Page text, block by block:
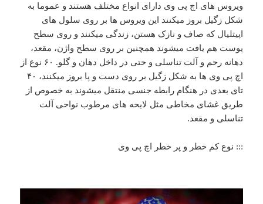
ویروس های اچ پی وی دارای انواع مختلف هستند و عموما به
شکل زگیل بروز میکنند این ویروس ها بر روی سلول های
اپیتلیال که صاف و نازک هستن، زندگی میکنند و روی سطح
پوست هم یافت میشوند همچنین بر روی سطح واژن، مقعد،
دهانه رحم و آلت تناسلی و حتی در داخل دهان و گلو. ۶۰ نوع از
اچ پی وی ها به شکل زگیل بر روی دست و پا بروز میکنند، ۴۰
تای بعدی در هنگام رابطه جنسی منتقل میشوند به خصوص از
طریق غشای مخاطی مثل لایحه های مرطوب نواحی آلت
تناسلی و مقعد.
::: نوع کم خطر و پر خطر اچ پی وی